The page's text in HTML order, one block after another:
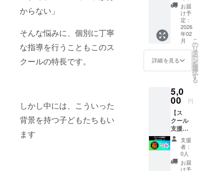
からない」
そんな悩みに、個別に丁寧
な指導を行うこともこのス
クールの特長です。
しかし中には、こういった
背景を持つ子どもたちもい
ます
2025年
11月〜
2026年
1月末日
まで
ます。
※このリ
ターン
は5000
円・
10000
円のリ
ターン
す。
の手書
きメッ
セージ
を載せ
た、特
別なポ
スト
カード
をお送
りしま
た、
メール
にてお
礼メッ
セージ
の送信
と、当
スクー
ルのイ
ベント
を宣伝
お届
け予
定：
2026
年02
月
詳細を見る
こ
の
リ
タ
ー
ン
を
選
択
す
る
5,0
00 円
【ス
クール
支援
枠】＋
お礼
メッ
セージ
イベン
支援
者：
0人
お届
け予